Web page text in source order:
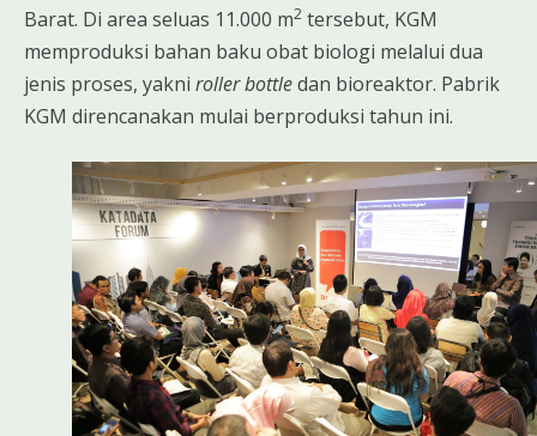
Barat. Di area seluas 11.000 m2 tersebut, KGM
memproduksi bahan baku obat biologi melalui dua
jenis proses, yakni roller bottledan bioreaktor. Pabrik
KGM direncanakan mulai berproduksi tahun ini.